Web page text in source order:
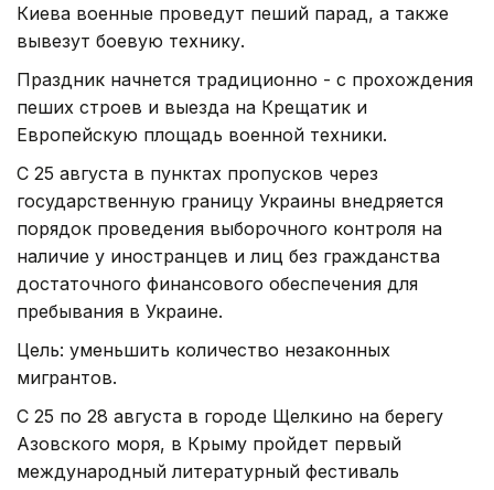
Киева военные проведут пеший парад, а также
вывезут боевую технику.
Праздник начнется традиционно - с прохождения
пеших строев и выезда на Крещатик и
Европейскую площадь военной техники.
С 25 августа в пунктах пропусков через
государственную границу Украины внедряется
порядок проведения выборочного контроля на
наличие у иностранцев и лиц без гражданства
достаточного финансового обеспечения для
пребывания в Украине.
Цель: уменьшить количество незаконных
мигрантов.
С 25 по 28 августа в городе Щелкино на берегу
Азовского моря, в Крыму пройдет первый
международный литературный фестиваль